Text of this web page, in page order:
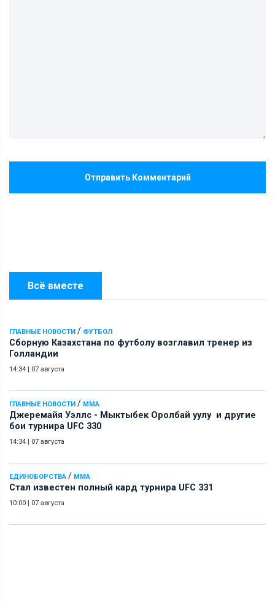
Всё вместе
ГЛАВНЫЕ НОВОСТИ / ФУТБОЛ
Сборную Казахстана по футболу возглавил тренер из
Голландии
14:34 | 07 августа
ГЛАВНЫЕ НОВОСТИ / ММА
Джеремайя Уэллс - Мыктыбек Оролбай уулу и другие
бои турнира UFC 330
14:34 | 07 августа
ЕДИНОБОРСТВА / ММА
Стал известен полный кард турнира UFC 331
10:00 | 07 августа
Отправить Комментарий